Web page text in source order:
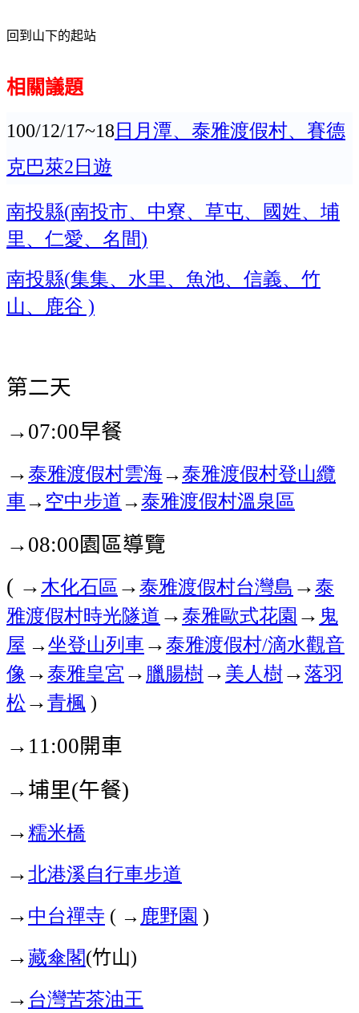
回到山下的起站
相關議題
100/12/17~18日月潭、泰雅渡假村、賽德
克巴萊2日遊
南投縣(南投市、中寮、草屯、國姓、埔
里、仁愛、名間)
南投縣(集集、水里、魚池、信義、竹
山、鹿谷 )
第二天
→ 07:00早餐
→泰雅渡假村雲海→泰雅渡假村登山纜
車→ 空中步道→泰雅渡假村溫泉區
→ 08:00園區導覽
( →木化石區→泰雅渡假村台灣島 →泰
雅渡假村時光隧道 →泰雅歐式花園 → 鬼
屋 →坐登山列車→泰雅渡假村/滴水觀音
像→泰雅皇宮→臘腸樹→美人樹→落羽
松→青楓 )
→ 11:00開車
→埔里(午餐)
→糯米橋
→北港溪自行車步道
→中台禪寺 ( → 鹿野園 )
→藏傘閣(竹山)
→ 台灣苦茶油王